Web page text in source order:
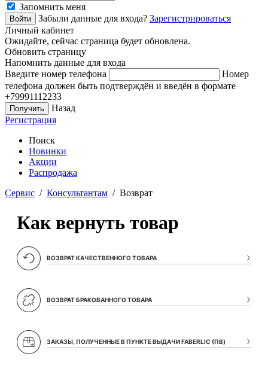
Запомнить меня
Забыли данные для входа? Зарегистрироваться
Личный кабинет
Ожидайте, сейчас страница будет обновлена.
Обновить страницу
Напомнить данные для входа
Введите номер телефона
Номер
телефона должен быть подтверждён и введён в формате
+79991112233
Назад
Регистрация
Поиск
Новинки
Акции
Распродажа
Сервис / Консультантам / Возврат
Как вернуть товар
ВОЗВРАТ КАЧЕСТВЕННОГО ТОВАРА
ВОЗВРАТ БРАКОВАННОГО ТОВАРА
ЗАКАЗЫ, ПОЛУЧЕННЫЕ В ПУНКТЕ ВЫДАЧИ FABERLIC (ПВ)